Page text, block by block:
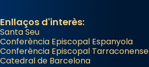
Enllaços d'interès:
Santa Seu
Conferència Episcopal Espanyola
Conferència Episcopal Tarraconense
Catedral de Barcelona